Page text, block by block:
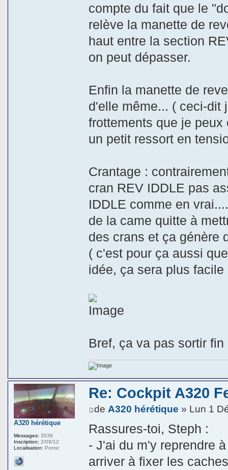
compte du fait que le
relève la manette de
haut entre la section
on peut dépasser.
Enfin la manette de
d'elle même... ( ceci-dit
frottements que je
un petit ressort en
Crantage :
cran REV IDDLE pas
IDDLE comme en
de la came quitte à
des crans et ça génère
( c'est pour ça aussi
idée, ça sera plus
Bref, ça va pas sortir
Re: Cockpit A320
de A320 hérétique » Lun 1
Rassures-toi, Steph :
- J'ai du m'y reprendre
arriver à fixer les
A320 hérétique
Messages: 3539
Inscription: 2/09/12
Localisation: Pornic